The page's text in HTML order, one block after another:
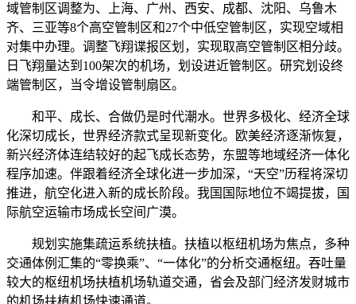
域管制区调整为、上海、广州、西安、成都、沈阳、乌鲁木
齐、三亚等8个高空管制区和27个中低空管制区，实现空域相
对集中办理。调整飞翔谍报区划，实现取高空管制区相分歧。
日飞翔量达到100架次的机场，划设进近管制区。研究划设终
端管制区，当令增设管制扇区。
和平、成长、合做仍是时代潮水。世界多极化、经济全球
化深切成长，世界经济款式呈现新变化。欧美经济逐渐恢复，
新兴经济体连结较好的起飞成长态势，东盟等地域经济一体化
程序加速。伴跟着经济全球化进一步加深，“天空”历程将深切
推进，航空化进入新的成长阶段。我国国际地位不竭提拔，国
际航空运输市场成长空间广漠。
规划实施集疏运系统扶植。扶植以枢纽机场为焦点，多种
交通体例汇集的“零换乘”、“一体化”的分析交通枢纽。吞吐量
较大的枢纽机场扶植机场轨道交通，省会及部门经济发财城市
的机场扶植机场快速通道。